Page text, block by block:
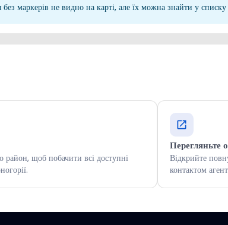
маркерів не видно на карті, але їх можна знайти у списку
район, щоб побачити всі доступні
Перегляньте
Відкрийте
контактом